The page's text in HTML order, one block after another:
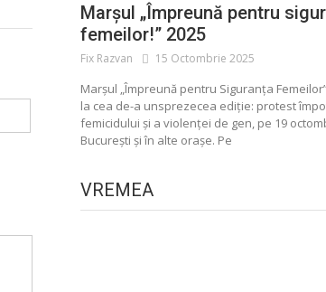
Marșul „Împreună pentru
femeilor!” 2025
Fix Razvan 15 Octombrie 2025
Marșul „Împreună pentru Siguranța
la cea de-a unsprezecea ediție: protest
femicidului și a violenței de gen, pe 19
București și în alte orașe. Pe
VREMEA